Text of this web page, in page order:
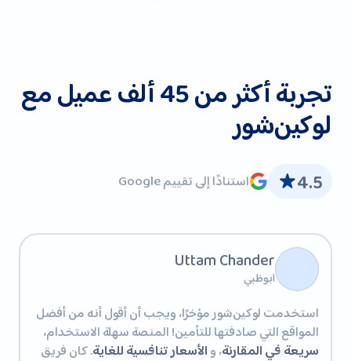
تجربة أكثر من 45 ألف عميل مع
لوكين‌شور
4.5 استنادًا إلى تقييم Google
Uttam Chander
ابوظبي
استخدمت لوكين‌شور مؤخرًا، ويجب أن أقول أنه من أفضل
المواقع التي صادفتها للتأمين! المنصة سهلة الاستخدام،
سريعة في المقارنة، والأسعار تنافسية للغاية. كان فريق